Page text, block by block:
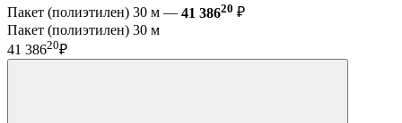
Пакет (полиэтилен) 30 м — 41 38620 ₽
Пакет (полиэтилен) 30 м
41 38620₽